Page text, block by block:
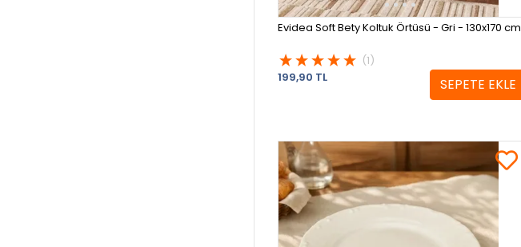
Evidea Soft Bety Koltuk Örtüsü - Gri - 130x170 cm
(1)
199,90 TL
SEPETE EKLE